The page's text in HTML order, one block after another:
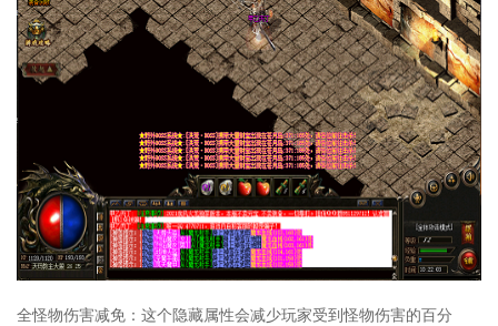
全怪物伤害减免：这个隐藏属性会减少玩家受到怪物伤害的百分